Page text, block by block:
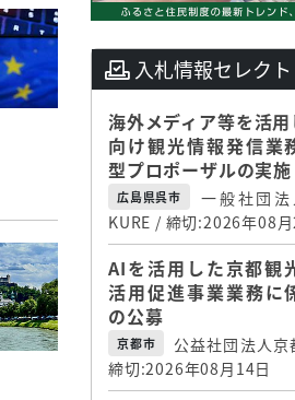
入札情報セレクト
海外メディア等を活
向け観光情報発信業
型プロポーザルの実施
広島県呉市
一般社団
KURE / 締切:2026年08
AIを活用した京都観
活用促進事業業務に
の公募
京都市
公益社団法人
締切:2026年08月14日